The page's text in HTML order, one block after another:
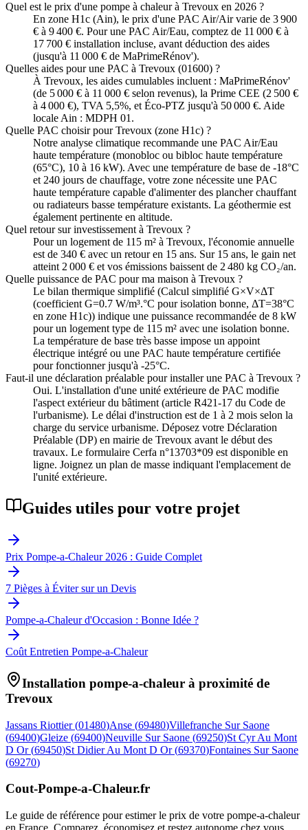
Quel est le prix d'une pompe à chaleur à Trevoux en 2026 ?
En zone H1c (Ain), le prix d'une PAC Air/Air varie de 3 900
€ à 9 400 €. Pour une PAC Air/Eau, comptez de 11 000 € à
17 700 € installation incluse, avant déduction des aides
(jusqu'à 11 000 € de MaPrimeRénov').
Quelles aides pour une PAC à Trevoux (01600) ?
À Trevoux, les aides cumulables incluent : MaPrimeRénov'
(de 5 000 € à 11 000 € selon revenus), la Prime CEE (2 500 €
à 4 000 €), TVA 5,5%, et Éco-PTZ jusqu'à 50 000 €. Aide
locale Ain : MDPH 01.
Quelle PAC choisir pour Trevoux (zone H1c) ?
Notre analyse climatique recommande une PAC Air/Eau
haute température (monobloc ou bibloc haute température
(65°C), 10 à 16 kW). Avec une température de base de -18°C
et 240 jours de chauffage, votre zone nécessite une PAC
haute température capable d'alimenter des plancher chauffant
ou radiateurs basse température existants. La géothermie est
également pertinente en altitude.
Quel retour sur investissement à Trevoux ?
Pour un logement de 115 m² à Trevoux, l'économie annuelle
est de 340 € avec un retour en 15 ans. Sur 15 ans, le gain net
atteint 2 000 € et vos émissions baissent de 2 480 kg CO₂/an.
Quelle puissance de PAC pour ma maison à Trevoux ?
Le bilan thermique simplifié (Calcul simplifié G×V×ΔT
(coefficient G=0.7 W/m³.°C pour isolation bonne, ΔT=38°C
en zone H1c)) indique une puissance recommandée de 8 kW
pour un logement type de 115 m² avec une isolation bonne.
La température de base très basse impose un appoint
électrique intégré ou une PAC haute température certifiée
pour fonctionner jusqu'à -25°C.
Faut-il une déclaration préalable pour installer une PAC à Trevoux ?
Oui. L'installation d'une unité extérieure de PAC modifie
l'aspect extérieur du bâtiment (article R421-17 du Code de
l'urbanisme). Le délai d'instruction est de 1 à 2 mois selon la
charge du service urbanisme. Déposez votre Déclaration
Préalable (DP) en mairie de Trevoux avant le début des
travaux. Le formulaire Cerfa n°13703*09 est disponible en
ligne. Joignez un plan de masse indiquant l'emplacement de
l'unité extérieure.
Guides utiles pour votre projet
Prix Pompe-a-Chaleur 2026 : Guide Complet
7 Pièges à Éviter sur un Devis
Pompe-a-Chaleur d'Occasion : Bonne Idée ?
Coût Entretien Pompe-a-Chaleur
Installation pompe-a-chaleur à proximité de
Trevoux
Jassans Riottier (01480)Anse (69480)Villefranche Sur Saone
(69400)Gleize (69400)Neuville Sur Saone (69250)St Cyr Au Mont
D Or (69450)St Didier Au Mont D Or (69370)Fontaines Sur Saone
(69270)
Cout-Pompe-a-Chaleur.fr
Le guide de référence pour estimer le prix de votre pompe-a-chaleur
en France. Comparez, économisez et restez autonome chez vous.